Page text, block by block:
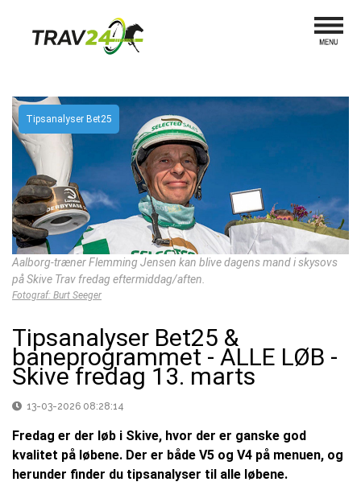
Tipsanalyser Bet25
Aalborg-træner Flemming Jensen kan blive dagens mand i skysovs
på Skive Trav fredag eftermiddag/aften.
Fotograf: Burt Seeger
Tipsanalyser Bet25 &
baneprogrammet - ALLE LØB -
Skive fredag 13. marts
13-03-2026 08:28:14
Fredag er der løb i Skive, hvor der er ganske god
kvalitet på løbene. Der er både V5 og V4 på menuen, og
herunder finder du tipsanalyser til alle løbene.